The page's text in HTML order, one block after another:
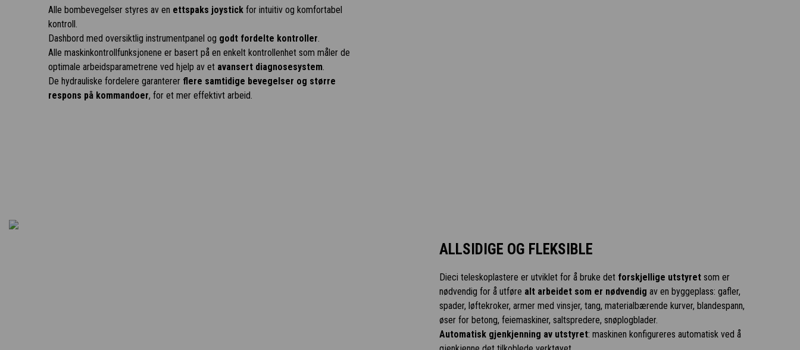
Alle bombevegelser styres av en ettspaks joystickfor intuitiv og komfortabel
kontroll.
Dashbord med oversiktlig instrumentpanel og godt fordelte kontroller.
Alle maskinkontrollfunksjonene er basert på en enkelt kontrollenhet som måler de
optimale arbeidsparametrene ved hjelp av et avansert diagnosesystem.
De hydrauliske fordelere garanterer flere samtidige bevegelser og større
respons på kommandoer, for et mer effektivt arbeid.
ALLSIDIGE OG FLEKSIBLE
Dieci teleskoplastere er utviklet for å bruke det forskjellige utstyretsom er
nødvendig for å utføre alt arbeidet som er nødvendig av en byggeplass: gafler,
spader, løftekroker, armer med vinsjer, tang, materialbærende kurver, blandespann,
øser for betong, feiemaskiner, saltspredere, snøplogblader.
Automatisk gjenkjenning av utstyret: maskinen konfigureres automatisk ved å